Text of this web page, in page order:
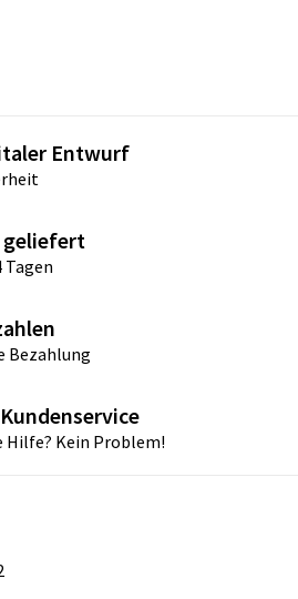
Entwurf
geliefert
Tagen
Bezahlung
Hilfe? Kein Problem!